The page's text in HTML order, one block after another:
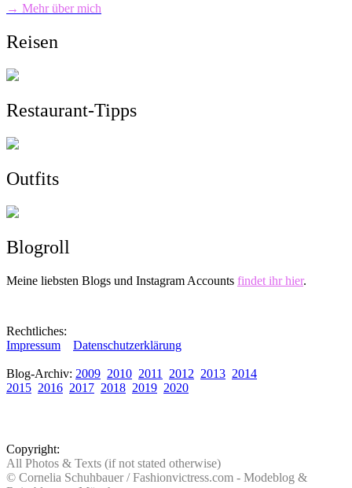
→ Mehr über mich
Reisen
Restaurant-Tipps
Outfits
Blogroll
Meine liebsten Blogs und Instagram Accounts findet ihr hier.
Rechtliches:
Impressum
Datenschutzerklärung
Blog-Archiv: 2009 2010 2011 2012 2013 2014
2015 2016 2017 2018 2019 2020
Copyright:
All Photos & Texts (if not stated otherwise)
© Cornelia Schuhbauer / Fashionvictress.com - Modeblog &